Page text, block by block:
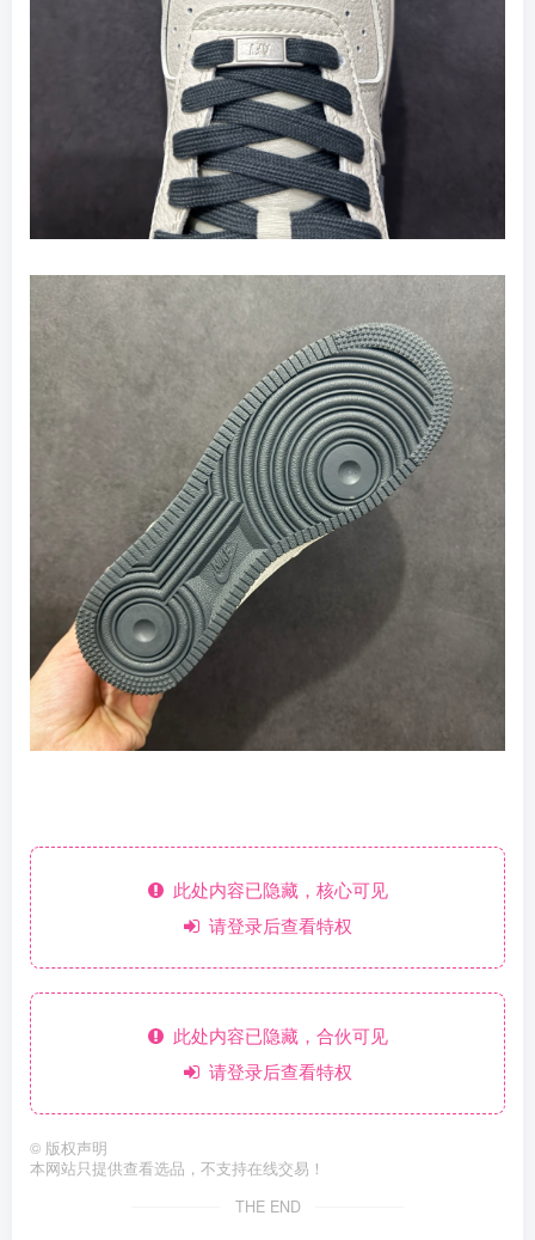
此处内容已隐藏，核心可见
请登录后查看特权
此处内容已隐藏，合伙可见
请登录后查看特权
© 版权声明
本网站只提供查看选品，不支持在线交易！
THE END